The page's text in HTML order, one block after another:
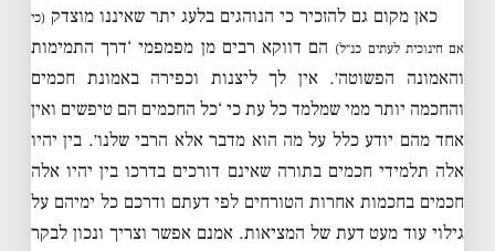
כאן מקום גם להזכיר כי הנוהגים בלעג יתר שאיננו מוצדק (כי
אם חינוכית לעתים כנ״ל) הם דווקא רבים מן מפמפמי ‘דרך התמימות
והאמונה הפשוטה׳. אין לך ליצנות וכפירה באמונת חכמים
והחכמה יותר ממי שמלמד כל עת כי ‘כל החכמים הם טיפשים ואין
אחד מהם יודע כלל על מה הוא מדבר אלא הרבי שלנו׳. בין יהיו
אלה תלמידי חכמים בתורה שאינם דורכים בדרכו בין יהיו אלה
חכמים בחכמות אחרות הטורחים לפי דעתם ודרכם כל ימיהם על
גילוי עוד מעט דעת של המציאות. אמנם אפשר וצריך ונכון לבקר